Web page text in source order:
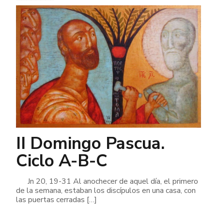
II Domingo Pascua.
Ciclo A-B-C
Jn 20, 19-31 Al anochecer de aquel día, el primero
de la semana, estaban los discípulos en una casa, con
las puertas cerradas […]